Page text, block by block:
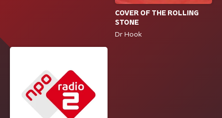
COVER OF THE ROLLING
STONE
Dr Hook